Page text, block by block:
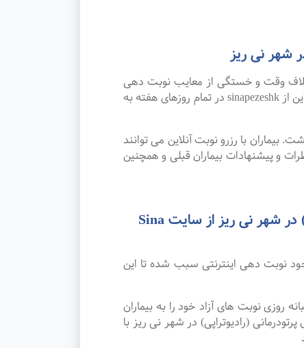
شهر نی ریز
وقت و خستگی از معایب نوبت دهی
سنتی بوده که پیشرفت علم و تکنولوژی و نوبت دهی اینترنتی این مشکل را برطرف کرده است. امکان رزرو نوبت آنلاین از sinapezeshk در تمام روزهای هفته به
بیماران با رزرو نوبت آنلاین می توانند
و پیشنهادات بیماران قبلی و همچنین
رضایت بیماران از نوبت دهی اینترنتی بهترین متخصص و فوق تخصص پرتودرمانی (رادیوتراپی) در شهر نی ریز از سایت Sina
نوبت دهی اینترنتی سبب شده تا این
نوبت های آزاد خود را به بیماران
(رادیوتراپی) در شهر نی ریز با